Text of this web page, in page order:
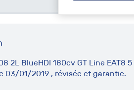
2L BlueHDI 180cv GT Line EAT8
03/01/2019 , révisée et garantie.